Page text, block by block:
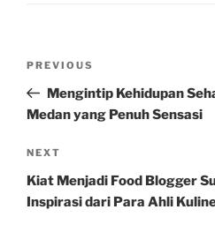
Previous
Post
PREVIOUS
Mengintip Kehidupan
Medan yang Penuh Sensasi
Next
Post
NEXT
Kiat Menjadi Food Blogger
Inspirasi dari Para Ahli